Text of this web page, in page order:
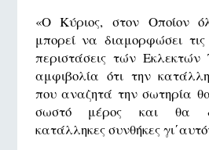
«Ο Κύριος, στον Οποίον
μπορεί να διαμορφώσει τις
περιστάσεις τών
αμφιβολία ότι την
που αναζητά την σωτηρία
σωστό μέρος και θα
κατάλληκες συνθήκες